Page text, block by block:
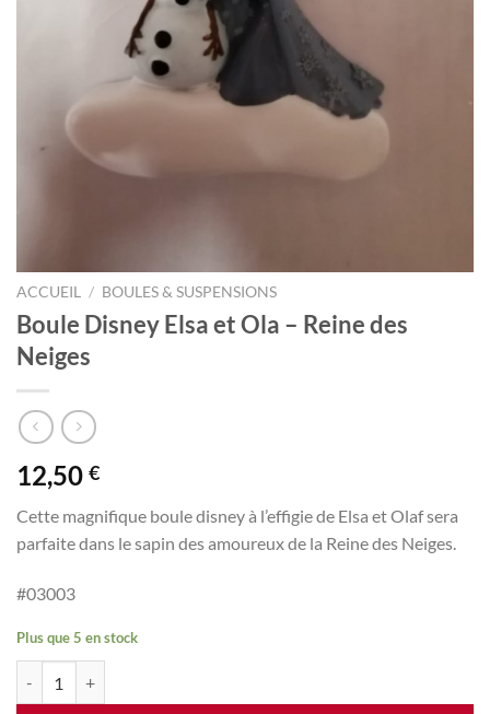
ACCUEIL / BOULES & SUSPENSIONS
Boule Disney Elsa et Ola – Reine des
Neiges
12,50 €
Cette magnifique boule disney à l’effigie de Elsa et Olaf sera
parfaite dans le sapin des amoureux de la Reine des Neiges.
#03003
Plus que 5 en stock